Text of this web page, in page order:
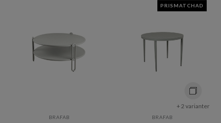
BRAFAB
PRISMATCHAD
+ 2 varianter
BRAFAB